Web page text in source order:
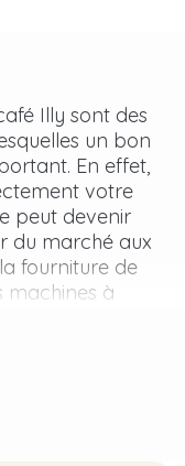
Illy sont des
un bon
En effet,
votre
peut devenir
du marché aux
fourniture de
machines à
donc vous